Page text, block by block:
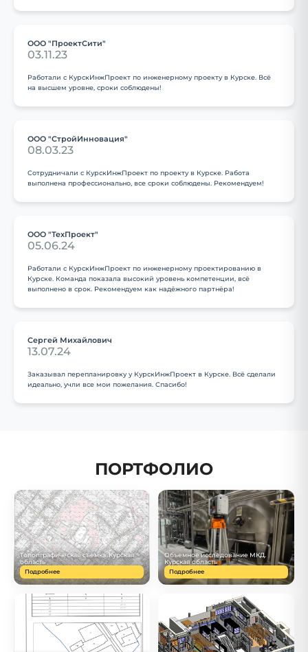
ООО "ПроектСити"
03.11.23
Работали с КурскИнжПроект по инженерному проекту в Курске. Всё
на высшем уровне, сроки соблюдены!
ООО "СтройИнновация"
08.03.23
Сотрудничали с КурскИнжПроект по проекту в Курске. Работа
выполнена профессионально, все сроки соблюдены. Рекомендуем!
ООО "ТехПроект"
05.06.24
Работали с КурскИнжПроект по инженерному проектированию в
Курске. Команда показала высокий уровень компетенции, всё
выполнено в срок. Рекомендуем как надёжного партнёра!
Сергей Михайлович
13.07.24
Заказывал перепланировку у КурскИнжПроект в Курске. Всё сделали
идеально, учли все мои пожелания. Спасибо!
ПОРТФОЛИО
Топопграфическая съемка. Курская
область
Подробнее
Объемное исследование МКД.
Курская область
Подробнее